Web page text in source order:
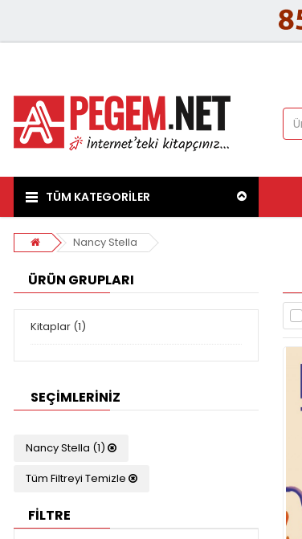
TÜM KATEGORİLER
Nancy Stella
ÜRÜN GRUPLARI
Kitaplar (1)
SEÇIMLERINIZ
Nancy Stella (1)
Tüm Filtreyi Temizle
FİLTRE